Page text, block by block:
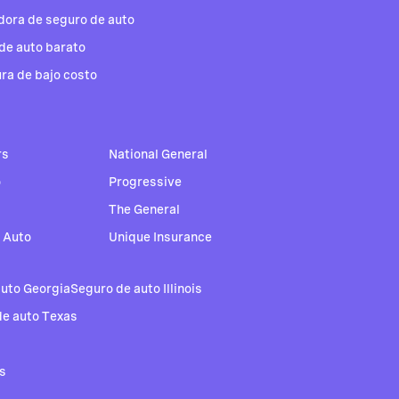
de seguro de auto
auto barato
de bajo costo
Auto
National General
Progressive
The General
Unique Insurance
GeorgiaSeguro de auto Illinois
auto Texas